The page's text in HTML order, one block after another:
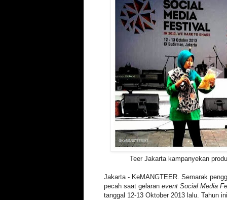
Teer Jakarta kampanyekan
Jakarta - KeMANGTEER. Semarak
pecah saat gelaran event Social Media
tanggal 12-13 Oktober 2013 lalu. Tahun